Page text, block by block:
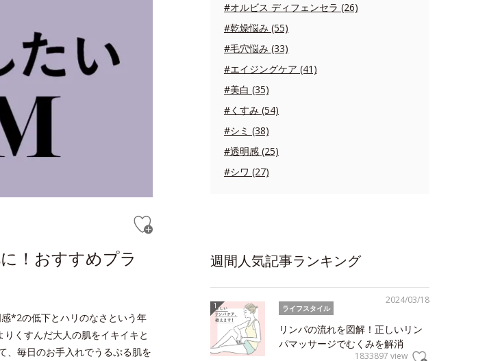
！おすすめプラ
*2の低下とハリのなさという年
くすんだ大人の肌をイキイキと
、毎日のお手入れでうるぷる肌を
#オルビス ディフェンセラ (26)
#乾燥悩み (55)
#毛穴悩み (33)
#エイジングケア (41)
#美白 (35)
#くすみ (54)
#シミ (38)
#透明感 (25)
#シワ (27)
週間人気記事ランキング
2024/03/18
ライフスタイル
リンパの流れを図解！正しいリン
パマッサージでむくみを解消
1833897 view